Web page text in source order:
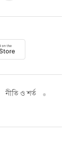
নীতি ও শর্ত